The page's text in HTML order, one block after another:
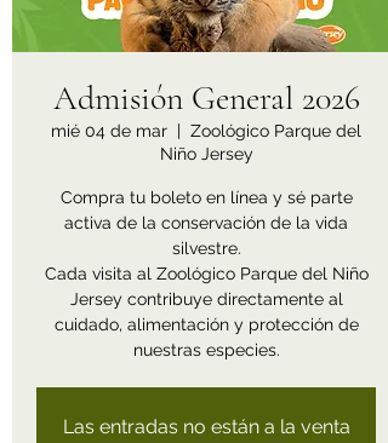
Admisión General 2026
mié 04 de mar
  |
Zoológico Parque del
Niño Jersey
Compra tu boleto en línea y sé parte
activa de la conservación de la vida
silvestre.
Cada visita al Zoológico Parque del Niño
Jersey contribuye directamente al
cuidado, alimentación y protección de
nuestras especies.
Las entradas no están a la venta